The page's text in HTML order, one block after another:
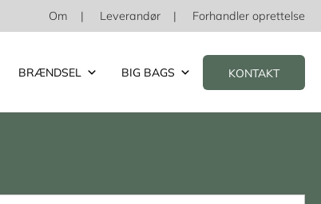
Om Leverandør Forhandler oprettelse
BRÆNDSEL BIG BAGS KONTAKT